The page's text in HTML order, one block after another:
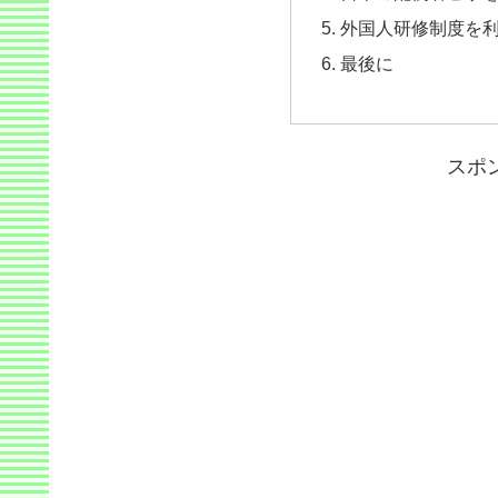
外国人研修制度を
最後に
スポ